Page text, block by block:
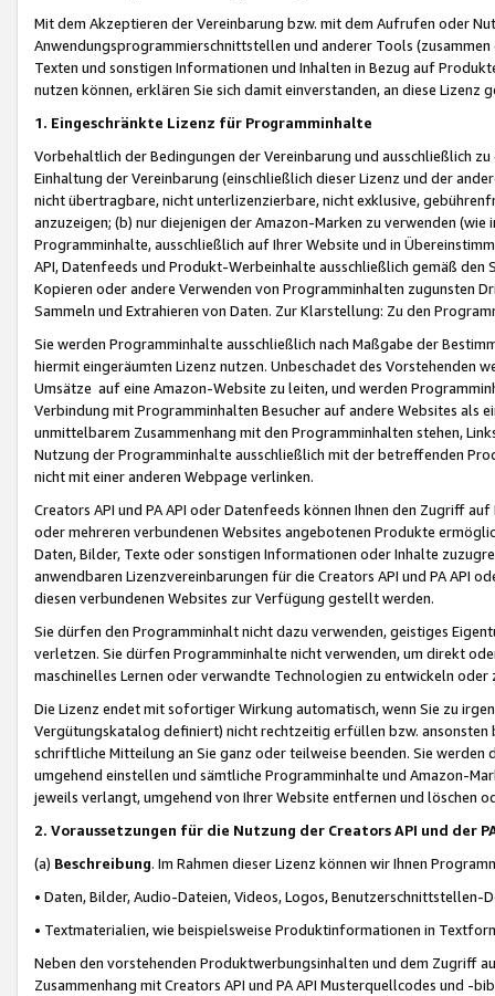
Mit dem Akzeptieren der Vereinbarung bzw. mit dem Aufrufen oder
Anwendungsprogrammierschnittstellen und anderer Tools (zusammen
Texten und sonstigen Informationen und Inhalten in Bezug auf
nutzen können, erklären Sie sich damit einverstanden, an diese Lizenz
1. Eingeschränkte Lizenz für Programminhalte
Vorbehaltlich der Bedingungen der Vereinbarung und ausschließlich
Einhaltung der Vereinbarung (einschließlich dieser Lizenz und der
nicht übertragbare, nicht unterlizenzierbare, nicht exklusive,
anzuzeigen; (b) nur diejenigen der Amazon-Marken zu verwenden
Programminhalte, ausschließlich auf Ihrer Website und in
API, Datenfeeds und Produkt-Werbeinhalte ausschließlich gemäß
Kopieren oder andere Verwenden von Programminhalten zugunsten
Sammeln und Extrahieren von Daten. Zur Klarstellung: Zu den
Sie werden Programminhalte ausschließlich nach Maßgabe der
hiermit eingeräumten Lizenz nutzen. Unbeschadet des Vorstehenden
Umsätze auf eine Amazon-Website zu leiten, und werden
Verbindung mit Programminhalten Besucher auf andere Websites als
unmittelbarem Zusammenhang mit den Programminhalten stehen,
Nutzung der Programminhalte ausschließlich mit der betreffenden
nicht mit einer anderen Webpage verlinken.
Creators API und PA API oder Datenfeeds können Ihnen den Zugriff
oder mehreren verbundenen Websites angebotenen Produkte
Daten, Bilder, Texte oder sonstigen Informationen oder Inhalte
anwendbaren Lizenzvereinbarungen für die Creators API und PA API
diesen verbundenen Websites zur Verfügung gestellt werden.
Sie dürfen den Programminhalt nicht dazu verwenden, geistiges
verletzen. Sie dürfen Programminhalte nicht verwenden, um direkt
maschinelles Lernen oder verwandte Technologien zu entwickeln
Die Lizenz endet mit sofortiger Wirkung automatisch, wenn Sie zu
Vergütungskatalog definiert) nicht rechtzeitig erfüllen bzw. ansonsten
schriftliche Mitteilung an Sie ganz oder teilweise beenden. Sie werden
umgehend einstellen und sämtliche Programminhalte und Amazon-
jeweils verlangt, umgehend von Ihrer Website entfernen und löschen
2. Voraussetzungen für die Nutzung der Creators API und der
(a) Beschreibung. Im Rahmen dieser Lizenz können wir Ihnen
• Daten, Bilder, Audio-Dateien, Videos, Logos, Benutzerschnittstellen-
• Textmaterialien, wie beispielsweise Produktinformationen in
Neben den vorstehenden Produktwerbungsinhalten und dem Zugriff
Zusammenhang mit Creators API und PA API Musterquellcodes und